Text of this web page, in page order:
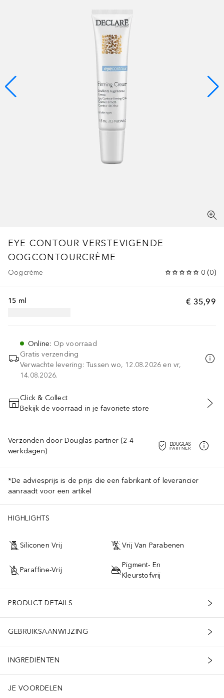
EYE CONTOUR VERSTEVIGENDE
OOGCONTOURCRÈME
Oogcrème 0 (0)
€ 35,99
15 ml
Online: Op voorraad
Gratis verzending
Verwachte levering: Tussen wo, 12.08.2026 en vr,
14.08.2026.
VOEG TOE AAN WINKELMANDJE
Click & Collect
Bekijk de voorraad in je favoriete store
Verzonden door Douglas-partner (2-4
werkdagen)
*De adviesprijs is de prijs die een fabrikant of leverancier
aanraadt voor een artikel
HIGHLIGHTS
Siliconen Vrij Vrij Van Parabenen
Paraffine-Vrij
Pigment- En
Kleurstofvrij
PRODUCT DETAILS
GEBRUIKSAANWIJZING
INGREDIËNTEN
JE VOORDELEN